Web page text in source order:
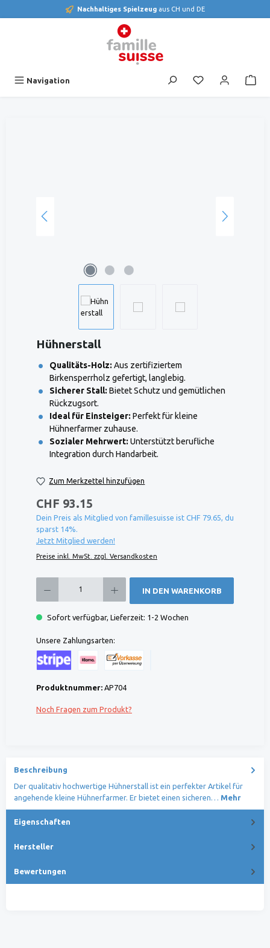
Nachhaltiges Spielzeug aus CH und DE
Navigation Du hast 0
Hühnerstall
Qualitäts-Holz: Aus zertifiziertem
Birkensperrholz gefertigt, langlebig.
Sicherer Stall: Bietet Schutz und gemütlichen
Rückzugsort.
Ideal für Einsteiger: Perfekt für kleine
Hühnerfarmer zuhause.
Sozialer Mehrwert: Unterstützt berufliche
Integration durch Handarbeit.
Zum Merkzettel hinzufügen
CHF 93.15
Dein Preis als Mitglied von famillesuisse ist CHF 79.65, du
sparst 14%.
Jetzt Mitglied werden!
Preise inkl. MwSt. zzgl. Versandkosten
IN DEN WARENKORB
Sofort verfügbar, Lieferzeit: 1-2 Wochen
Unsere Zahlungsarten:
Produktnummer: AP704
Noch Fragen zum Produkt?
Beschreibung
Der qualitativ hochwertige Hühnerstall ist ein perfekter Artikel für
angehende kleine Hühnerfarmer. Er bietet einen sicheren… Mehr
Eigenschaften
Hersteller
Bewertungen